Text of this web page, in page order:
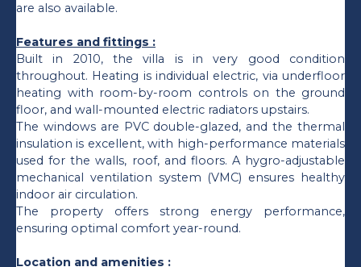
are also available.
Features and fittings :
Built in 2010, the villa is in very good condition
throughout. Heating is individual electric, via underfloor
heating with room-by-room controls on the ground
floor, and wall-mounted electric radiators upstairs.
The windows are PVC double-glazed, and the thermal
insulation is excellent, with high-performance materials
used for the walls, roof, and floors. A hygro-adjustable
mechanical ventilation system (VMC) ensures healthy
indoor air circulation.
The property offers strong energy performance,
ensuring optimal comfort year-round.
Location and amenities :